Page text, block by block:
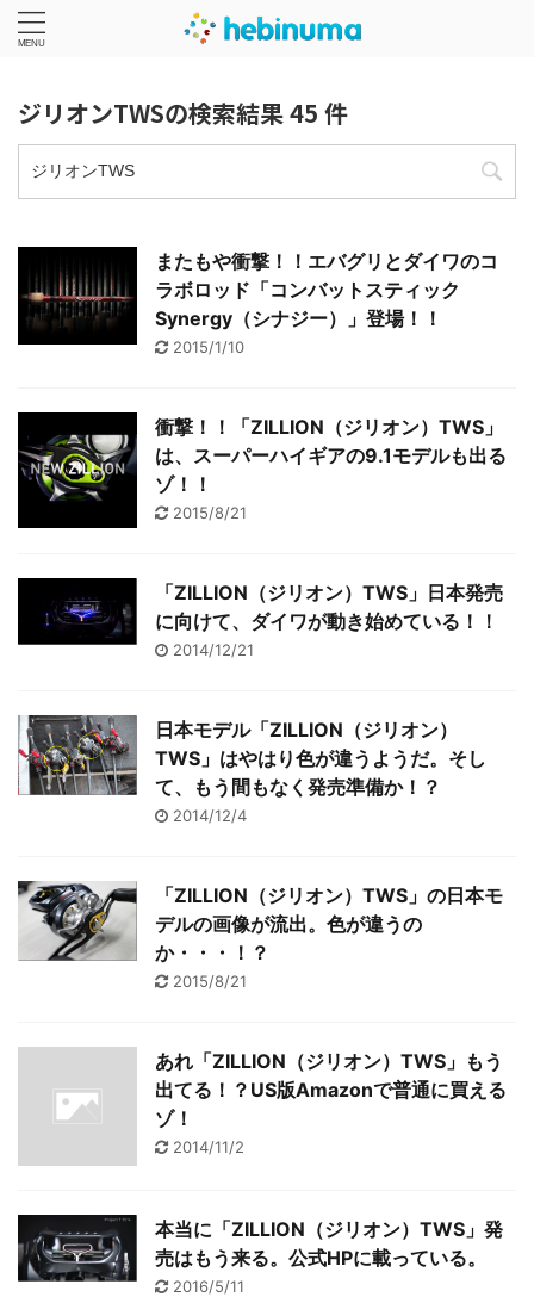
ジリオンTWSの検索結果 45 件
またもや衝撃！！エバグリとダイワのコ
ラボロッド「コンバットスティック
Synergy（シナジー）」登場！！
2015/1/10
衝撃！！「ZILLION（ジリオン）TWS」
は、スーパーハイギアの9.1モデルも出る
ゾ！！
2015/8/21
「ZILLION（ジリオン）TWS」日本発売
に向けて、ダイワが動き始めている！！
2014/12/21
日本モデル「ZILLION（ジリオン）
TWS」はやはり色が違うようだ。そし
て、もう間もなく発売準備か！？
2014/12/4
「ZILLION（ジリオン）TWS」の日本モ
デルの画像が流出。色が違うの
か・・・！？
2015/8/21
あれ「ZILLION（ジリオン）TWS」もう
出てる！？US版Amazonで普通に買える
ゾ！
2014/11/2
本当に「ZILLION（ジリオン）TWS」発
売はもう来る。公式HPに載っている。
2016/5/11